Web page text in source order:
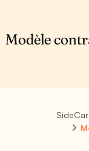
Modèle